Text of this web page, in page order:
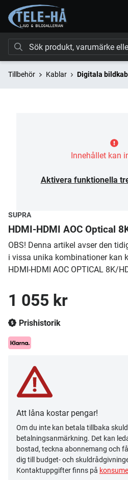
Tillbehör Kablar Digitala
Innehållet kan
Aktivera funktionella
SUPRA
HDMI-HDMI AOC Optical
OBS! Denna artikel avser den
i vissa unika kombinationer kan
HDMI-HDMI AOC OPTICAL 8K/
1 055 kr
Prishistorik
Att låna kostar pengar!
Om du inte kan betala tillbaka
betalningsanmärkning. Det kan
bostad, teckna abonnemang och
dig till budget- och
Kontaktuppgifter finns på